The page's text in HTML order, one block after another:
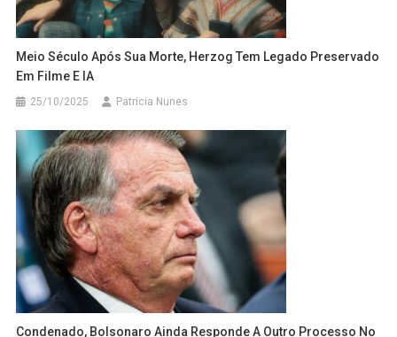
Meio Século Após Sua Morte, Herzog Tem Legado Preservado
Em Filme E IA
25/10/2025 Patricia Nunes
Condenado, Bolsonaro Ainda Responde A Outro Processo No